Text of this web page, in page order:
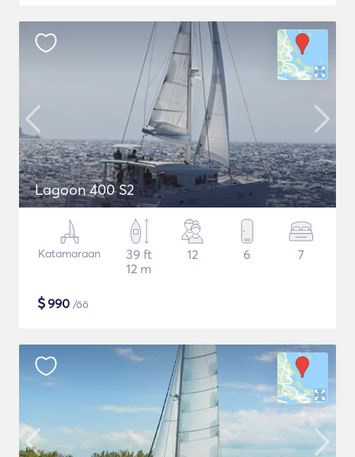
Lagoon 400 S2
Katamaraan
39 ft
12 m
12 6 7
$990 /öö